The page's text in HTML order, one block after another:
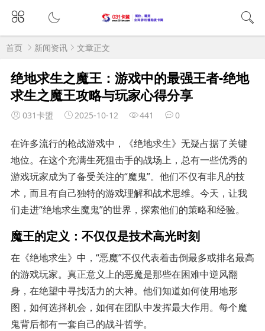
首页 新闻资讯 文章正文
绝地求生之魔王：游戏中的最强王者-绝地
求生之魔王攻略与玩家心得分享
031卡盟 2025-10-12 441 0
在许多流行的枪战游戏中，《绝地求生》无疑占据了关键
地位。在这个充满生死狙击手的战场上，总有一些优秀的
游戏玩家成为了备受关注的“魔鬼”。他们不仅有非凡的技
术，而且有自己独特的游戏理解和战术思维。今天，让我
们走进“绝地求生魔鬼”的世界，探索他们的策略和经验。
魔王的定义：不仅仅是技术高光时刻
在《绝地求生》中，“恶魔”不仅代表着击倒最多或排名最高
的游戏玩家。真正意义上的恶魔是那些在困难中逆风翻
身，在绝望中寻找活力的大神。他们知道如何使用地形
图，如何选择机会，如何在团队中发挥最大作用。每个魔
鬼背后都有一套自己的战斗哲学。